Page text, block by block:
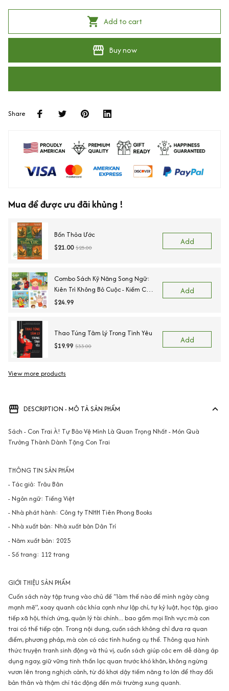
Add to cart
Buy now
Share
Mua để được ưu đãi khủng !
Bốn Thỏa Ước
$21.00 $25.00
Add
Combo Sách Kỹ Năng Song Ngữ:
Kiên Trì Không Bỏ Cuộc - Kiềm Chế
Cơn Tức Giận - Ngõ Lời Khi Cần
$24.99
Add
Thao Túng Tâm Lý Trong Tình Yêu
$19.99 $33.00
Add
View more products
DESCRIPTION - MÔ TẢ SẢN PHẨM
Sách - Con Trai À! Tự Bảo Vệ Mình Là Quan Trọng Nhất - Món Quà
Trưởng Thành Dành Tặng Con Trai
THÔNG TIN SẢN PHẨM
- Tác giả: Trâu Bân
- Ngôn ngữ: Tiếng Việt
- Nhà phát hành: Công ty TNHH Tiên Phong Books
- Nhà xuất bản: Nhà xuất bản Dân Trí
- Năm xuất bản: 2025
- Số trang: 112 trang
GIỚI THIỆU SẢN PHẨM
Cuốn sách này tập trung vào chủ đề “làm thế nào để mình ngày càng
mạnh mẽ”, xoay quanh các khía cạnh như lập chí, tự kỷ luật, học tập, giao
tiếp xã hội, thích ứng, quản lý tài chính... bao gồm mọi lĩnh vực mà con
trai có thể tiếp cận. Trong nội dung, cuốn sách không chỉ đưa ra quan
điểm, phương pháp, mà còn có các tình huống cụ thể. Thông qua hình
thức truyện tranh sinh động và thú vị, cuốn sách giúp các em dễ dàng áp
dụng ngay, giữ vững tinh thần lạc quan trước khó khăn, không ngừng
vươn lên trong nghịch cảnh, từ đó khơi dậy tiềm năng to lớn để thay đổi
bản thân và thậm chí tác động đến môi trường xung quanh.